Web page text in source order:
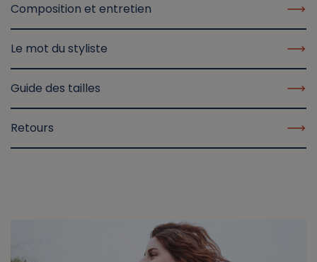
Composition et entretien
Le mot du styliste
Guide des tailles
Retours